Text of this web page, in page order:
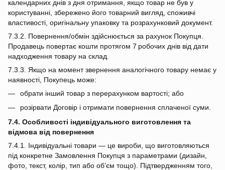
календарних днів з дня отримання, якщо товар не був у
користуванні, збережено його товарний вигляд, споживчі
властивості, оригінальну упаковку та розрахунковий документ.
7.3.2. Повернення/обмін здійснюється за рахунок Покупця.
Продавець повертає кошти протягом 7 робочих днів від дати
надходження товару на склад.
7.3.3. Якщо на момент звернення аналогічного товару немає у
наявності, Покупець може:
обрати інший товар з перерахунком вартості; або
розірвати Договір і отримати повернення сплаченої суми.
7.4. Особливості індивідуального виготовлення та
відмова від повернення
7.4.1. Індивідуальні товари — це вироби, що виготовляються
під конкретне Замовлення Покупця з параметрами (дизайн,
фото, текст, колір, тип або об’єм тощо). Підтвердженням того,